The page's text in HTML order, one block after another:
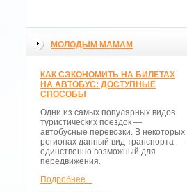
МОЛОДЫМ МАМАМ
КАК СЭКОНОМИТЬ НА БИЛЕТАХ
НА АВТОБУС: ДОСТУПНЫЕ
СПОСОБЫ
Одни из самых популярных видов
туристических поездок —
автобусные перевозки. В некоторых
регионах данный вид транспорта —
единственно возможный для
передвижения.
Подробнее...